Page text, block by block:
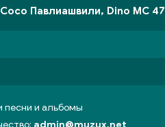
Павлиашвили, Dino MC 47
песни и альбомы
admin@muzux.net